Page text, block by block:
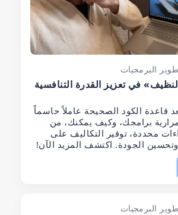
في تعزيز القدرة التنافسية
قاعدة الكود الصحيحة عاملاً حاسماً
برامجك، وكيف يمكنك، من
محددة، توفير التكاليف على
الجودة. اكتشف المزيد الآن!